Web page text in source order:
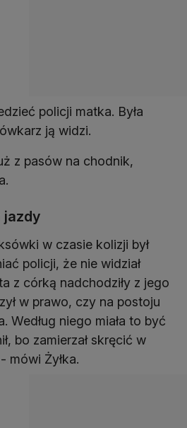
policji matka. Była
ją widzi.
z pasów na chodnik,
jazdy
w czasie kolizji był
policji, że nie widział
z córką nadchodziły z jego
w prawo, czy na postoju
Według niego miała to być
bo zamierzał skręcić w
mówi Żyłka.